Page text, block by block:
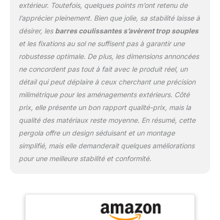
en $100%$ polyester
dense. Elle filtre
efficacement les rayons
du soleil pour créer une
zone d'ombre fraîche,
protégeant vos convives
et votre mobilier de jardin
des rayons UV nocifs.
pour la Terrasse : Avec
des dimensions hors-
tout de 405x 298x227,
cette tonnelle de jardin
idéale pour abriter un
salon de jardin complet
jusqu'à 8 personnes.
Stabilité Renforcée et
Poteaux de 10x10cm :
extérieur. Toutefois, quelques points m’ont retenu de
l’apprécier pleinement. Bien que jolie, sa stabilité laisse à
désirer, les barres coulissantes s’avèrent trop souples
et les fixations au sol ne suffisent pas à garantir une
robustesse optimale. De plus, les dimensions annoncées
ne concordent pas tout à fait avec le produit réel, un
détail qui peut déplaire à ceux cherchant une précision
milimétrique pour les aménagements extérieurs. Côté
prix, elle présente un bon rapport qualité-prix, mais la
qualité des matériaux reste moyenne. En résumé, cette
pergola offre un design séduisant et un montage
simplifié, mais elle demanderait quelques améliorations
pour une meilleure stabilité et conformité.